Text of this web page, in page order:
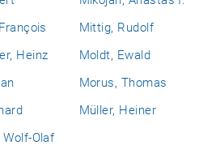
Mittig, Rudolf
Heinz
Moldt, Ewald
Morus, Thomas
Müller, Heiner
Olaf